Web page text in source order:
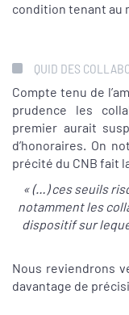
condition tenant au
QUID DES
Compte tenu de
prudence les
premier aurait
d’honoraires. On
précité du CNB fait
« (…) ces seuils
notamment les
dispositif sur
Nous reviendrons
davantage de